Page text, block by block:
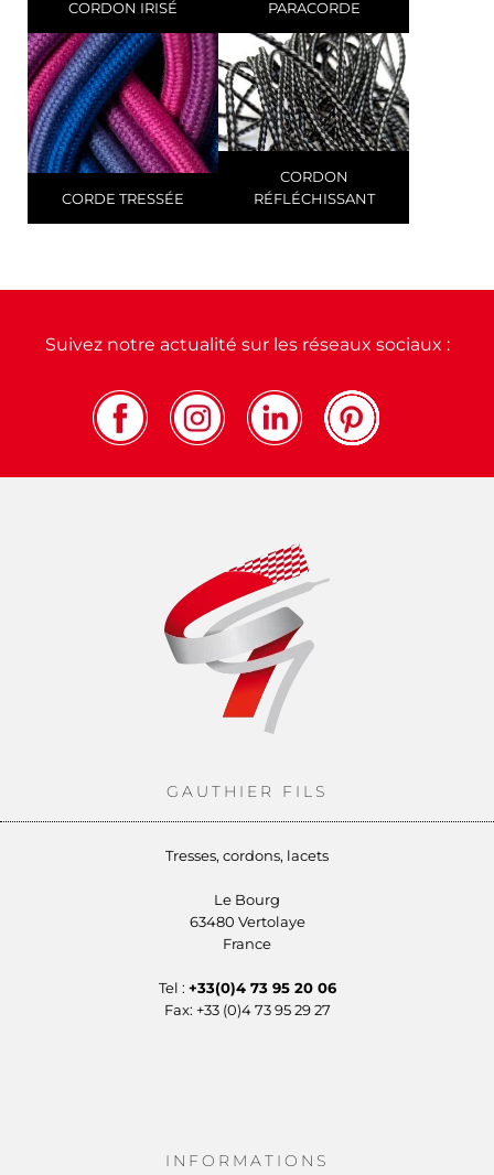
CORDON IRISÉ PARACORDE
CORDE TRESSÉE
CORDON
RÉFLÉCHISSANT
Suivez notre actualité sur les réseaux sociaux :
GAUTHIER FILS
Tresses, cordons, lacets
Le Bourg
63480 Vertolaye
France
Tel : +33(0)4 73 95 20 06
Fax: +33 (0)4 73 95 29 27
INFORMATIONS